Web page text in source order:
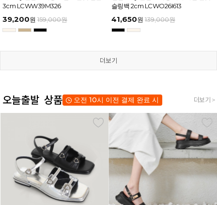
3cm LCWW39M326
39,200원 159,000원
슬링백 2cm LCWO26I613
41,650원 139,000원
더보기
오늘출발 상품 오전 10시 이전 결제 완료 시 더보기 >